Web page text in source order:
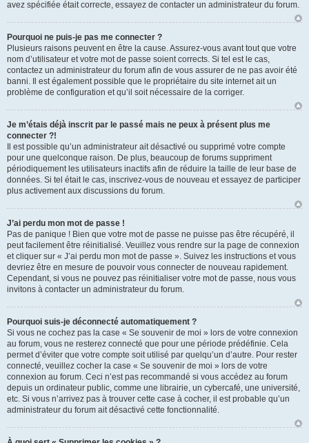
avez spécifiée était correcte, essayez de contacter un administrateur du forum.
Pourquoi ne puis-je pas me connecter ?
Plusieurs raisons peuvent en être la cause. Assurez-vous avant tout que votre
nom d’utilisateur et votre mot de passe soient corrects. Si tel est le cas,
contactez un administrateur du forum afin de vous assurer de ne pas avoir été
banni. Il est également possible que le propriétaire du site internet ait un
problème de configuration et qu’il soit nécessaire de la corriger.
Je m’étais déjà inscrit par le passé mais ne peux à présent plus me
connecter ?!
Il est possible qu’un administrateur ait désactivé ou supprimé votre compte
pour une quelconque raison. De plus, beaucoup de forums suppriment
périodiquement les utilisateurs inactifs afin de réduire la taille de leur base de
données. Si tel était le cas, inscrivez-vous de nouveau et essayez de participer
plus activement aux discussions du forum.
J’ai perdu mon mot de passe !
Pas de panique ! Bien que votre mot de passe ne puisse pas être récupéré, il
peut facilement être réinitialisé. Veuillez vous rendre sur la page de connexion
et cliquer sur « J’ai perdu mon mot de passe ». Suivez les instructions et vous
devriez être en mesure de pouvoir vous connecter de nouveau rapidement.
Cependant, si vous ne pouvez pas réinitialiser votre mot de passe, nous vous
invitons à contacter un administrateur du forum.
Pourquoi suis-je déconnecté automatiquement ?
Si vous ne cochez pas la case « Se souvenir de moi » lors de votre connexion
au forum, vous ne resterez connecté que pour une période prédéfinie. Cela
permet d’éviter que votre compte soit utilisé par quelqu’un d’autre. Pour rester
connecté, veuillez cocher la case « Se souvenir de moi » lors de votre
connexion au forum. Ceci n’est pas recommandé si vous accédez au forum
depuis un ordinateur public, comme une librairie, un cybercafé, une université,
etc. Si vous n’arrivez pas à trouver cette case à cocher, il est probable qu’un
administrateur du forum ait désactivé cette fonctionnalité.